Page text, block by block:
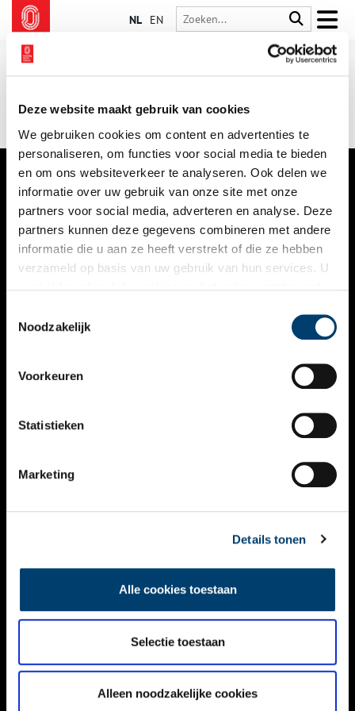
Deze website maakt gebruik van cookies
We gebruiken cookies om content en advertenties te
personaliseren, om functies voor social media te bieden
en om ons websiteverkeer te analyseren. Ook delen we
informatie over uw gebruik van onze site met onze
partners voor social media, adverteren en analyse. Deze
partners kunnen deze gegevens combineren met andere
informatie die u aan ze heeft verstrekt of die ze hebben
verzameld op basis van uw gebruik van hun services. U
Noodzakelijk
Voorkeuren
Statistieken
Marketing
Details tonen
Alle cookies toestaan
Selectie toestaan
Alleen noodzakelijke cookies
NL EN
VERHALEN
NIEUWS
KALENDER
ACTIVITEITEN
NIEUWSBRIEF
DISCLAIMER
TOEGANKELIJKHEID
Volg ONH op social media